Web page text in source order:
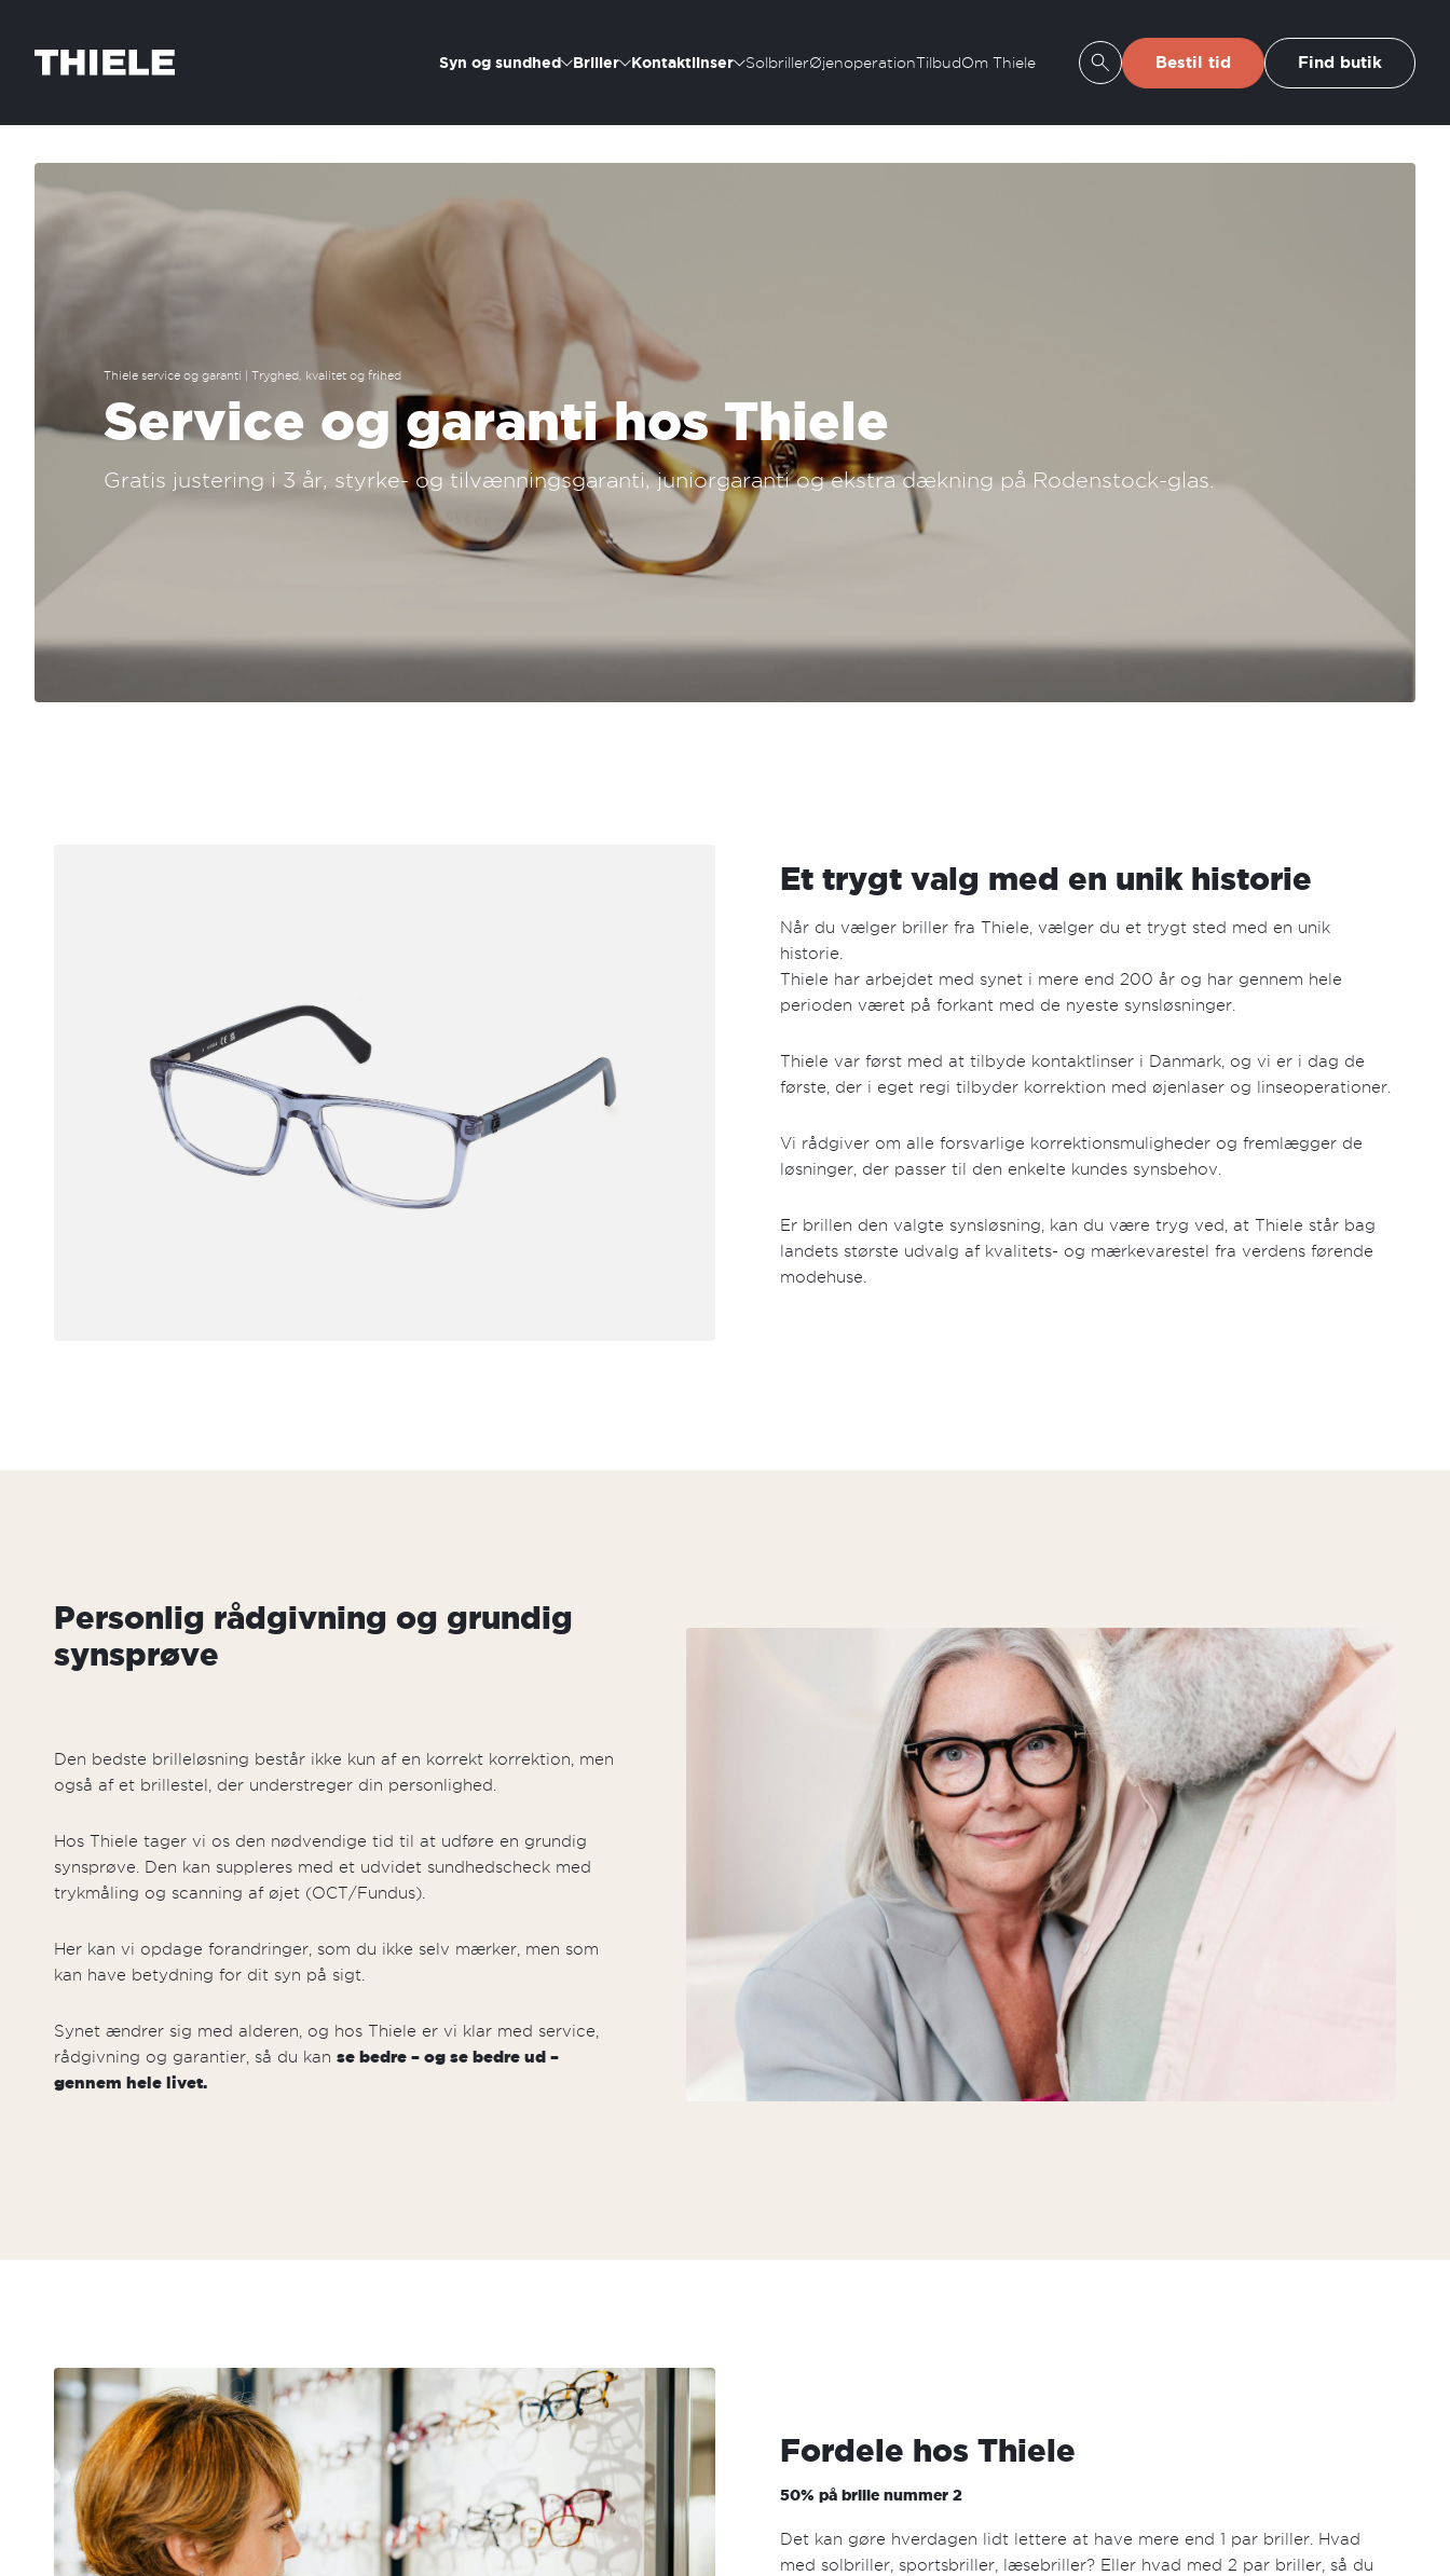
Syn og sundhed Briller Kontaktlinser SolbrillerØjenoperationTilbudOm Thiele Bestil tid Find butik
Se søgeresultater
Thiele service og garanti | Tryghed, kvalitet og frihed
Service og garanti hos Thiele
Gratis justering i 3 år, styrke- og tilvænningsgaranti, juniorgaranti og ekstra dækning på Rodenstock-glas.
Et trygt valg med en unik historie
Når du vælger briller fra Thiele, vælger du et trygt sted med en unik
historie.
Thiele har arbejdet med synet i mere end 200 år og har gennem hele
perioden været på forkant med de nyeste synsløsninger.
Thiele var først med at tilbyde kontaktlinser i Danmark, og vi er i dag de
første, der i eget regi tilbyder korrektion med øjenlaser og linseoperationer.
Vi rådgiver om alle forsvarlige korrektionsmuligheder og fremlægger de
løsninger, der passer til den enkelte kundes synsbehov.
Er brillen den valgte synsløsning, kan du være tryg ved, at Thiele står bag
landets største udvalg af kvalitets- og mærkevarestel fra verdens førende
modehuse.
Personlig rådgivning og grundig
synsprøve
Den bedste brilleløsning består ikke kun af en korrekt korrektion, men
også af et brillestel, der understreger din personlighed.
Hos Thiele tager vi os den nødvendige tid til at udføre en grundig
synsprøve. Den kan suppleres med et udvidet sundhedscheck med
trykmåling og scanning af øjet (OCT/Fundus).
Her kan vi opdage forandringer, som du ikke selv mærker, men som
kan have betydning for dit syn på sigt.
Synet ændrer sig med alderen, og hos Thiele er vi klar med service,
rådgivning og garantier, så du kan se bedre – og se bedre ud –
gennem hele livet.
Fordele hos Thiele
50% på brille nummer 2
Det kan gøre hverdagen lidt lettere at have mere end 1 par briller. Hvad
med solbriller, sportsbriller, læsebriller? Eller hvad med 2 par briller, så du